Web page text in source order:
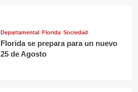
Departamental Florida Sociedad
Florida se prepara para un nuevo
25 de Agosto